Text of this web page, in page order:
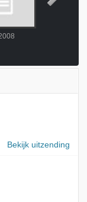
Bekijk uitzending